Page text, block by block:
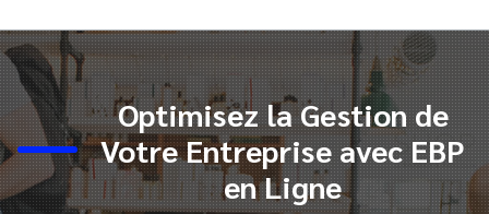
Optimisez la Gestion de
Votre Entreprise avec EBP
en Ligne